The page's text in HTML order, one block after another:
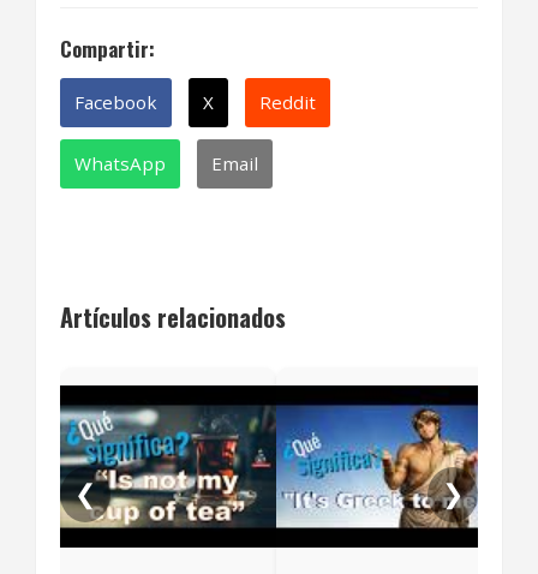
Compartir:
Facebook X Reddit
WhatsApp Email
Artículos relacionados
❮ ❯